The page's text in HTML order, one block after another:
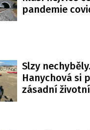
pandemie
Slzy
Hanychová si
zásadní